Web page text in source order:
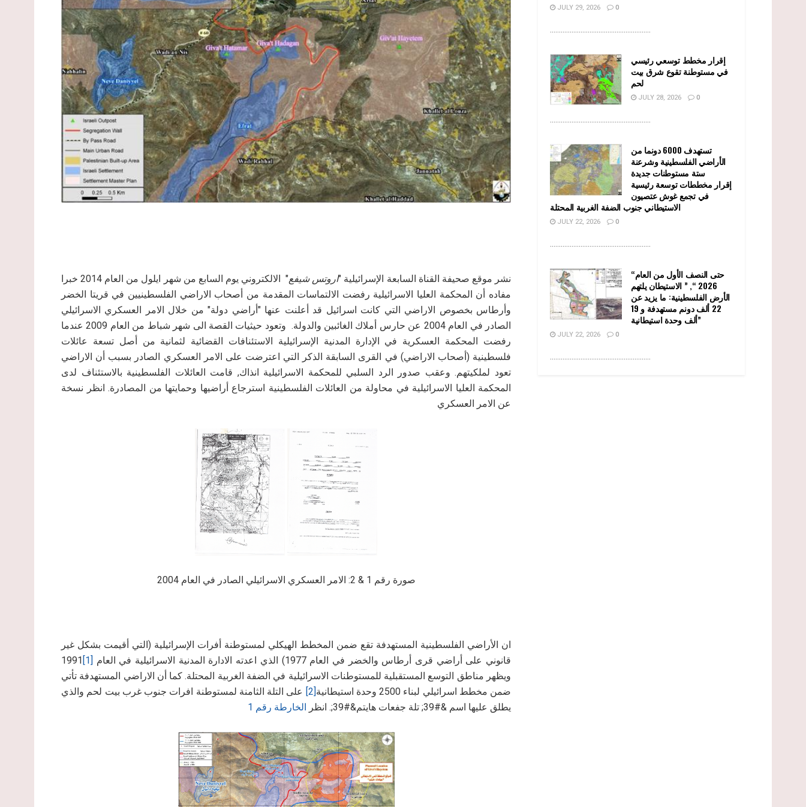
نشر موقع صحيفة القناة السابعة الإسرائيلية "اروتس شيفع
" الالكتروني يوم السابع من شهر ايلول من العام 2014 خبرا
مفاده أن المحكمة العليا الاسرائيلية رفضت الالتماسات المقدمة من أصحاب الاراضي الفلسطينيين في قريتا الخضر
وأرطاس بخصوص الاراضي التي كانت اسرائيل قد أعلنت عنها "أراضي دولة" من خلال الامر العسكري الاسرائيلي
الصادر في العام 2004 عن حارس أملاك الغائبين والدولة. وتعود حيثيات القصة الى شهر شباط من العام 2009 عندما
رفضت المحكمة العسكرية في الإدارة المدنية الإسرائيلية الاستئنافات القضائية لثمانية من أصل تسعة عائلات
فلسطينية (أصحاب الاراضي) في القرى السابقة الذكر التي اعترضت على الامر العسكري الصادر بسبب أن الاراضي
تعود لملكيتهم. وعقب صدور الرد السلبي للمحكمة الاسرائيلية انذاك, قامت العائلات الفلسطينية بالاستئناف لدى
المحكمة العليا الاسرائيلية في محاولة من العائلات الفلسطينية استرجاع أراضيها وحمايتها من المصادرة. انظر نسخة
عن الامر العسكري
صورة رقم 1 & 2: الامر العسكري الاسرائيلي الصادر في العام 2004
ان الأراضي الفلسطينية المستهدفة تقع ضمن المخطط الهيكلي لمستوطنة أفرات الإسرائيلية (التي أقيمت بشكل غير
قانوني على أراضي قرى أرطاس والخضر في العام 1977) الذي اعدته الادارة المدنية الاسرائيلية في العام
[1]
1991
ويظهر مناطق التوسع المستقبلية للمستوطنات الاسرائيلية في الضفة الغربية المحتلة. كما أن الاراضي المستهدفة تأتي
ضمن مخطط اسرائيلي لبناء 2500 وحدة استيطانية
[2]
على التلة الثامنة لمستوطنة افرات جنوب غرب بيت لحم والذي
يطلق عليها اسم &#39; تلة جفعات هايتم&#39;. انظر
الخارطة رقم 1
JULY 29, 2026 0
........................................................
إقرار مخطط توسعي رئيسي
في مستوطنة تقوع شرق بيت
لحم
JULY 28, 2026 0
........................................................
تستهدف 6000 دونما من
الأراضي الفلسطينية وشرعنة
ستة مستوطنات جديدة
إقرار مخططات توسعة رئيسية
في تجمع غوش عتصيون
الاستيطاني جنوب الضفة الغربية المحتلة
JULY 22, 2026 0
........................................................
“حتى النصف الأول من العام
2026 “, ” الاستيطان يلتهم
الأرض الفلسطينية: ما يزيد عن
22 ألف دونم مستهدفة و 19
ألف وحدة استيطانية”
JULY 22, 2026 0
........................................................